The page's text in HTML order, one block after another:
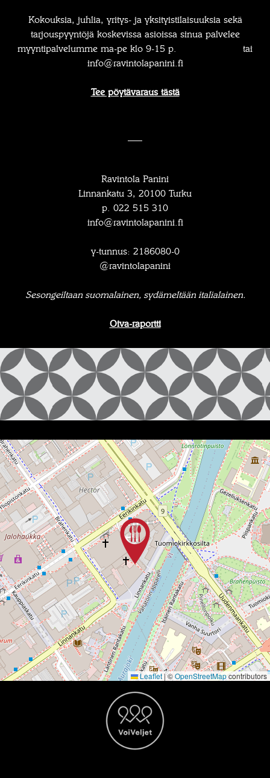
Kokouksia, juhlia, yritys- ja yksityistilaisuuksia sekä
tarjouspyyntöjä koskevissa asioissa sinua palvelee
myyntipalvelumme ma-pe klo 9-15 p.
tai
info@ravintolapanini.fi
Tee pöytävaraus tästä
Ravintola Panini
Linnankatu 3, 20100 Turku
p. 022 515 310
info@ravintolapanini.fi
y-tunnus: 2186080-0
@ravintolapanini
Sesongeiltaan suomalainen, sydämeltään italialainen.
Oiva-raportti
Leaflet |©OpenStreetMapcontributors